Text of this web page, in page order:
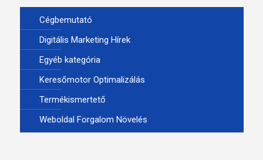
Cégbemutató
Digitális Marketing Hírek
Egyéb kategória
Keresőmotor Optimalizálás
Termékismertető
Weboldal Forgalom Növelés